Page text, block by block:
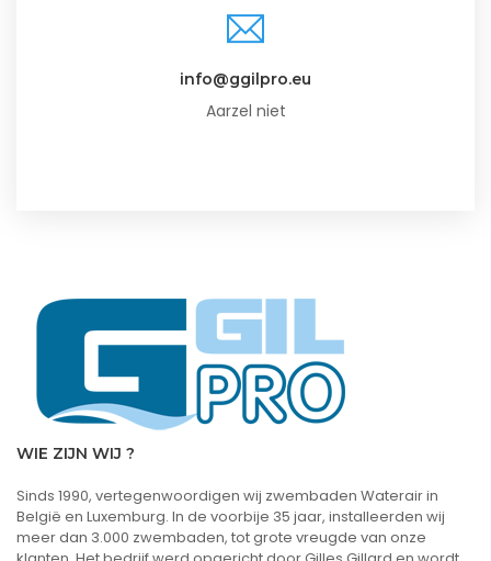
info@ggilpro.eu
Aarzel niet
WIE ZIJN WIJ ?
Sinds 1990, vertegenwoordigen wij zwembaden Waterair in
België en Luxemburg. In de voorbije 35 jaar, installeerden wij
meer dan 3.000 zwembaden, tot grote vreugde van onze